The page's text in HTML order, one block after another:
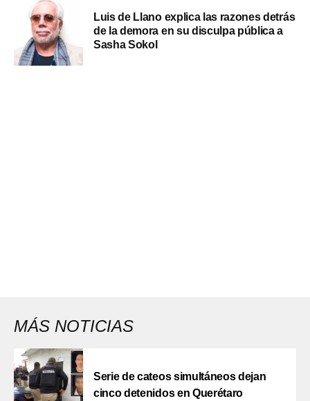
Luis de Llano explica las razones detrás
de la demora en su disculpa pública a
Sasha Sokol
MÁS NOTICIAS
Serie de cateos simultáneos dejan
cinco detenidos en Querétaro